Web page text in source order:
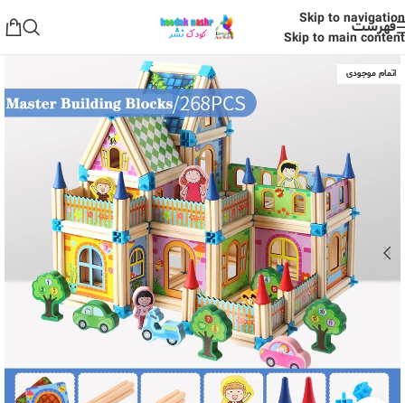
Skip to navigation
Skip to main content
فهرست
اتمام موجودی